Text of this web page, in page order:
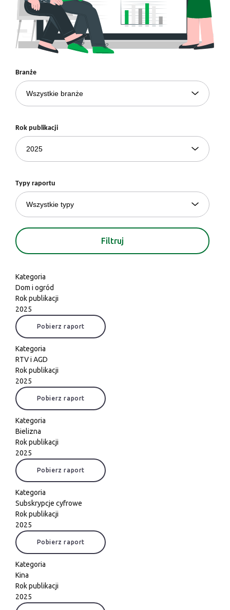
Branże
Rok publikacji
Typy raportu
Kategoria
Dom i ogród
Rok publikacji
2025
Pobierz raport
Kategoria
RTV i AGD
Rok publikacji
2025
Pobierz raport
Kategoria
Bielizna
Rok publikacji
2025
Pobierz raport
Kategoria
Subskrypcje cyfrowe
Rok publikacji
2025
Pobierz raport
Kategoria
Kina
Rok publikacji
2025